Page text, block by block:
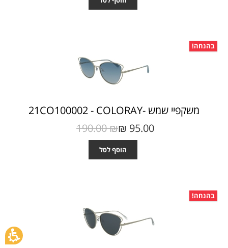
בהנחה!
משקפיי שמש -21CO100002 - COLORAY
95.00 ₪‎
190.00 ₪‎
הוסף לסל
בהנחה!